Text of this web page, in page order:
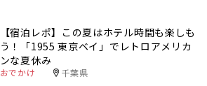
【宿泊レポ】この夏はホテル時間も楽しも
う！「1955 東京ベイ」でレトロアメリカ
ンな夏休み
おでかけ 千葉県